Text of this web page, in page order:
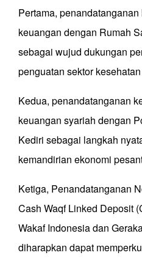
Pertama,
keuangan dengan Rumah
sebagai wujud dukungan
penguatan sektor
Kedua, penandatanganan
keuangan syariah dengan
Kediri sebagai langkah
kemandirian ekonomi
Ketiga, Penandatanganan
Cash Waqf Linked Deposit
Wakaf Indonesia dan
diharapkan dapat